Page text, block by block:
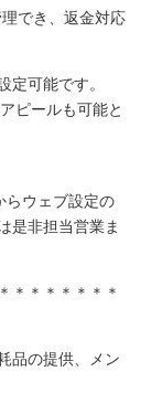
でき、返金対応
定可能です。
ピールも可能と
らウェブ設定の
是非担当営業ま
＊＊＊＊＊＊＊
品の提供、メン